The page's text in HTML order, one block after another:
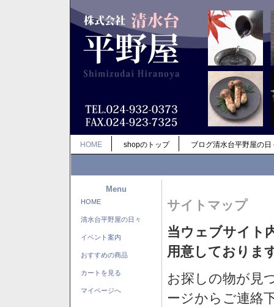
HOME shopのトップ ブログ清水台平野屋の日
Menu
HOME
清水台平野屋の日々
イベント案内
おすすめの商品
カートを見る
マイページへ
サイトマップ
当ウェブサイト
用意しておりま
お探しの物が見
ージからご連絡